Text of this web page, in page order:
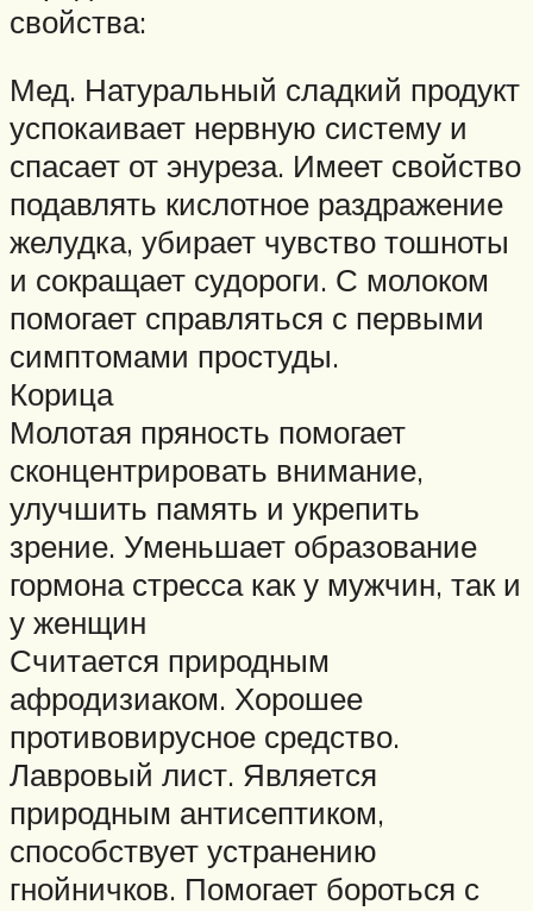
свойства:
Мед. Натуральный сладкий продукт
успокаивает нервную систему и
спасает от энуреза. Имеет свойство
подавлять кислотное раздражение
желудка, убирает чувство тошноты
и сокращает судороги. С молоком
помогает справляться с первыми
симптомами простуды.
Корица
Молотая пряность помогает
сконцентрировать внимание,
улучшить память и укрепить
зрение. Уменьшает образование
гормона стресса как у мужчин, так и
у женщин
Считается природным
афродизиаком. Хорошее
противовирусное средство.
Лавровый лист. Является
природным антисептиком,
способствует устранению
гнойничков. Помогает бороться с